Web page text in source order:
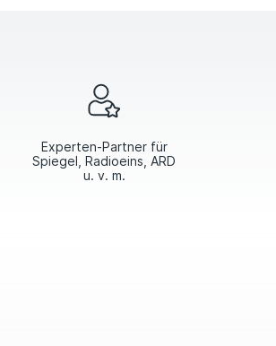
Experten-Partner für
Spiegel, Radioeins, ARD
u. v. m.